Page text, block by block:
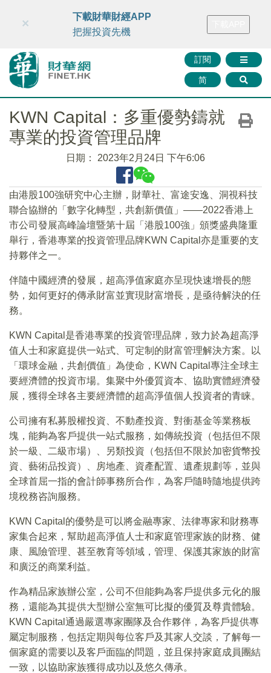
財華智庫網 FINTV FINMETA 財華證券 媒體矩陣
訂閱
简
×
下載財華財經APP
把握投資先機
KWN Capital：多重優勢鑄就
專業的投資管理品牌
日期： 2023年2月24日 下午6:06
由港股100強研究中心主辦，財華社、富途安逸、洞視科技
聯合協辦的「數字化轉型，共創新價值」——2022香港上
市公司發展高峰論壇暨第十屆「港股100強」頒獎盛典隆重
舉行，香港專業的投資管理品牌KWN Capital亦是重要的支
持夥伴之一。
伴隨中國經濟的發展，超高淨值家庭亦呈現快速增長的態
勢，如何更好的傳承財富並實現財富增長，是亟待解決的任
務。
KWN Capital是香港專業的投資管理品牌，致力於為超高淨
值人士和家庭提供一站式、可定制的財富管理解決方案。以
「環球金融，共創價值」為使命，KWN Capital專注全球主
要經濟體的投資市場。集聚中外優質資本、協助實體經濟發
展，獲得全球各主要經濟體的超高淨值個人投資者的青睐。
公司擁有私募股權投資、不動產投資、對衝基金等業務板
塊，能夠為客戶提供一站式服務，如傳統投資（包括但不限
於一級、二級市場）、另類投資（包括但不限於加密貨幣投
資、藝術品投資）、房地產、資產配置、遺產規劃等，並與
全球首屈一指的會計師事務所合作，為客戶隨時隨地提供跨
境稅務咨詢服務。
KWN Capital的優勢是可以將金融專家、法律專家和財務專
家集合起來，幫助超高淨值人士和家庭管理家族的財務、健
康、風險管理、甚至教育等領域，管理、保護其家族的財富
和廣泛的商業利益。
作為精品家族辦公室，公司不但能夠為客戶提供多元化的服
務，還能為其提供大型辦公室無可比擬的優質及尊貴體驗。
KWN Capital通過嚴選專家團隊及合作夥伴，為客戶提供專
屬定制服務，包括定期與每位客戶及其家人交談，了解每一
個家庭的需要以及客戶面臨的問題，並且保持家庭成員團結
一致，以協助家族獲得成功以及悠久傳承。